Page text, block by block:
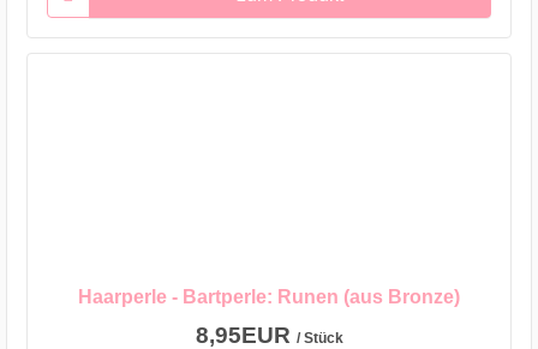
Haarperle - Bartperle: Runen (aus Bronze)
8,95EUR / Stück